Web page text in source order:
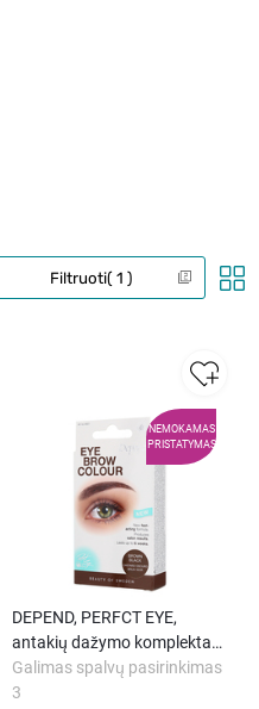
Filtruoti 1
NEMOKAMAS
PRISTATYMAS
DEPEND, PERFCT EYE,
antakių dažymo komplektas,
1 vnt.
Galimas spalvų pasirinkimas
3